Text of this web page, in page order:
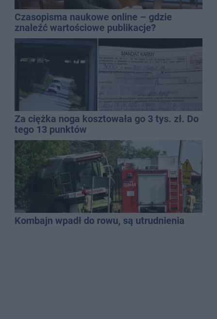
Czasopisma naukowe online – gdzie
znaleźć wartościowe publikacje?
Za ciężka noga kosztowała go 3 tys. zł. Do
tego 13 punktów
Kombajn wpadł do rowu, są utrudnienia